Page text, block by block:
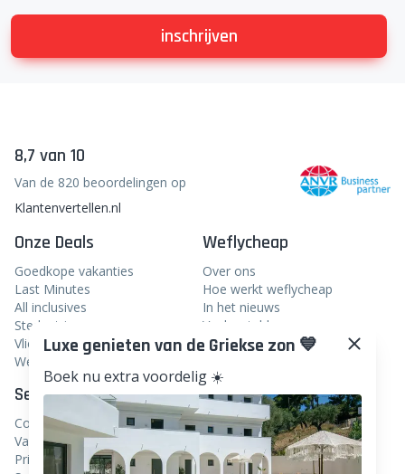
inschrijven
8,7 van 10
Van de 820 beoordelingen op
Klantenvertellen.nl
Onze Deals
Goedkope vakanties
Last Minutes
All inclusives
Stedentrips
Vliegtickets
Weekendje weg
Weflycheap
Over ons
Hoe werkt weflycheap
In het nieuws
Veelgestelde vragen
Blog
Service
Contact
Vacatures
Privacy
Volg ons
Facebook
Instagram
Luxe genieten van de Griekse zon 💙
Boek nu extra voordelig ☀️